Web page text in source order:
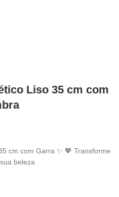
Liso 35 cm com
cm com Garra ✨ 💖 Transforme
beleza